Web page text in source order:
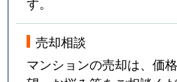
売却相談
マンションの売却は、価